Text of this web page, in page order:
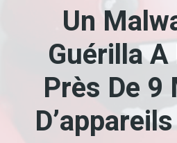
Un
Guérilla
Près De